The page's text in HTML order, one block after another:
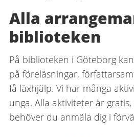
Alla
biblioteken
På biblioteken i Göteborg
på föreläsningar,
få läxhjälp. Vi har många
unga. Alla aktiviteter är gratis,
behöver du anmäla dig i